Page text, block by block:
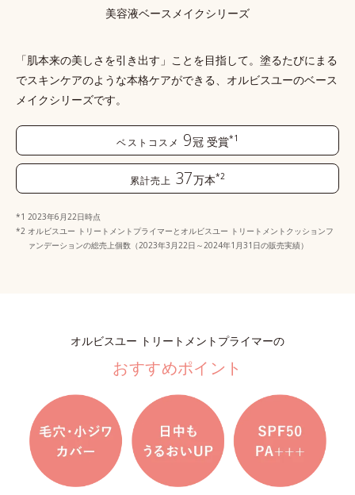
美容液ベースメイクシリーズ
「肌本来の美しさを引き出す」ことを目指して。塗るたびにまる
でスキンケアのような本格ケアができる、 オルビスユーのベース
メイクシリーズです。
ベストコスメ 9冠 受賞*1
累計売上 37万本*2
2023年6月22日時点
オルビスユー トリートメントプライマーとオルビスユー トリートメントクッションフ
ァンデーションの総売上個数（2023年3月22日～2024年1月31日の販売実績）
オルビスユー トリートメントプライマーの
おすすめポイント